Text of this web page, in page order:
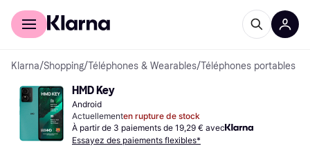
Acheter avec Klarna
Klarna/Shopping/Téléphones & Wearables/Téléphones portables
HMD Key
Android
Actuellementen rupture de stock
À partir de 3 paiements de 19,29 € avec
Essayez des paiements flexibles*